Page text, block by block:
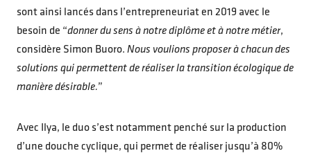
sont ainsi lancés dans l’entrepreneuriat en 2019 avec le
besoin de “donner du sens à notre diplôme et à notre métier,
considère Simon Buoro. Nous voulions proposer à chacun des
solutions qui permettent de réaliser la transition écologique de
manière désirable.”
Avec Ilya, le duo s’est notamment penché sur la production
d’une douche cyclique, qui permet de réaliser jusqu’à 80%